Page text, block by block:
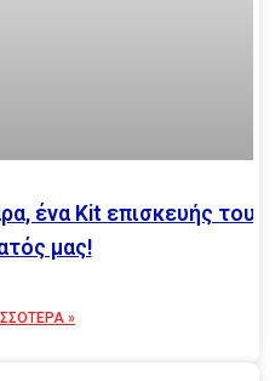
ένα Κit επισκευής του
μας!
»